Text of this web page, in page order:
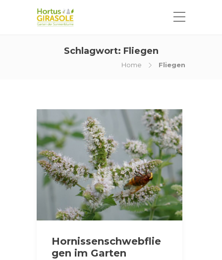
Schlagwort: Fliegen
Home Fliegen
Hornissenschwebflie
gen im Garten